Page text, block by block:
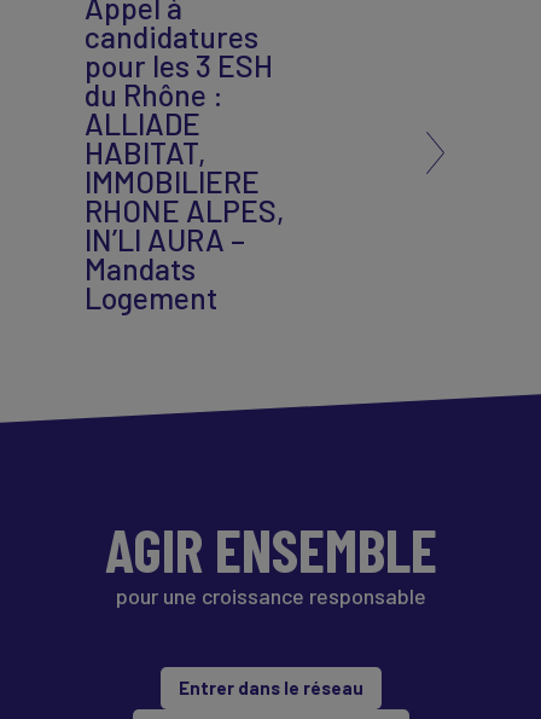
Appel à
candidatures
pour les 3 ESH
du Rhône :
ALLIADE
HABITAT,
IMMOBILIERE
RHONE ALPES,
IN’LI AURA –
Mandats
Logement
AGIR ENSEMBLE
pour une croissance responsable
Entrer dans le réseau